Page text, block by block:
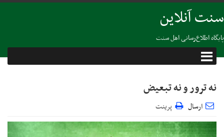
سنت آنلاین
پایگاه اطلاع‌رسانی اهل سنت
نه ترور و نه تبعیض
ارسال پرینت